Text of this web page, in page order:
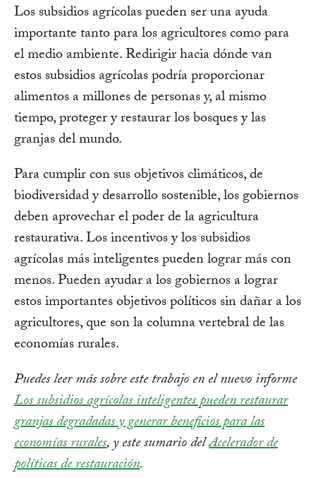
Los subsidios agrícolas pueden ser una ayuda
importante tanto para los agricultores como para
el medio ambiente. Redirigir hacia dónde van
estos subsidios agrícolas podría proporcionar
alimentos a millones de personas y, al mismo
tiempo, proteger y restaurar los bosques y las
granjas del mundo.
Para cumplir con sus objetivos climáticos, de
biodiversidad y desarrollo sostenible, los gobiernos
deben aprovechar el poder de la agricultura
restaurativa. Los incentivos y los subsidios
agrícolas más inteligentes pueden lograr más con
menos. Pueden ayudar a los gobiernos a lograr
estos importantes objetivos políticos sin dañar a los
agricultores, que son la columna vertebral de las
economías rurales.
Puedes leer más sobre este trabajo en el nuevo informe
Los subsidios agrícolas inteligentes pueden restaurar
granjas degradadas y generar beneficios para las
economías rurales, y este sumario delAcelerador de
políticas de restauración.